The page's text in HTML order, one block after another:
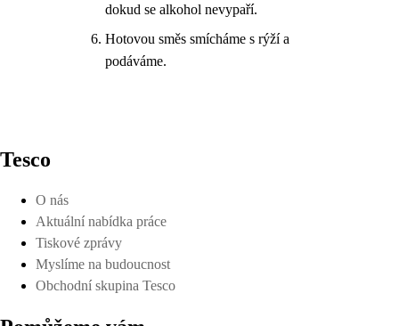
dokud se alkohol nevypaří.
Hotovou směs smícháme s rýží a
podáváme.
Tesco
O nás
Aktuální nabídka práce
Tiskové zprávy
Myslíme na budoucnost
Obchodní skupina Tesco